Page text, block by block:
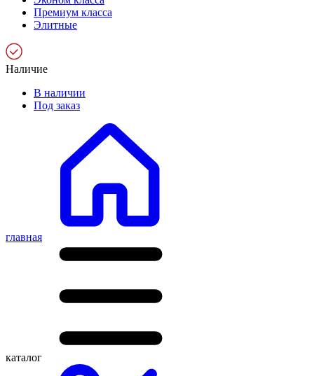
Премиум класса
Элитные
Наличие
В наличии
Под заказ
главная
каталог